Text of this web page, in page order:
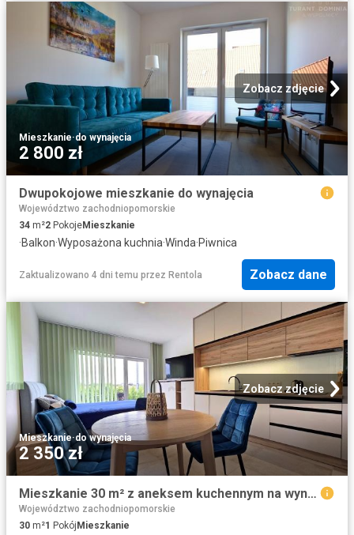
Zobacz zdjęcie
Mieszkanie·do wynajęcia
2 800 zł
Dwupokojowe mieszkanie do wynajęcia
Województwo zachodniopomorskie
34 m²2 PokojeMieszkanie
·Balkon·Wyposażona kuchnia·Winda·Piwnica
Zaktualizowano 4 dni temu przez Rentola Zobacz dane
Zobacz zdjęcie
Mieszkanie·do wynajęcia
2 350 zł
Mieszkanie 30 m² z aneksem kuchennym na wynajem Będzinko
Województwo zachodniopomorskie
30 m²1 PokójMieszkanie